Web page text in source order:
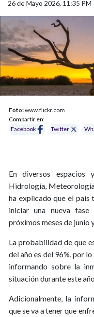
26 de Mayo 2026, 11:35 PM
Foto:www.flickr.com
Compartir en:
Facebook
Twitter
En diversos
Hidrología,
ha explicado que el
iniciar una nueva
próximos meses de junio
La probabilidad de que
del año es del 96%, por
informando sobre la
situación durante este
Adicionalmente, la
que se va a tener que